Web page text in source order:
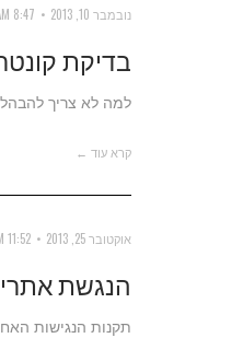
נובמבר 10, 2013 8:47 AM
בדיקת
למה לא צריך להבהל
קרא עוד ←
אוקטובר 25, 2013 11:52 AM
הנגשת